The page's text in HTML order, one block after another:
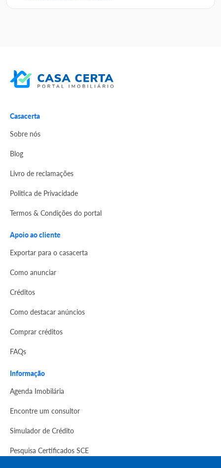
Casacerta
Sobre nós
Blog
Livro de reclamações
Politica de Privacidade
Termos & Condições do portal
Apoio ao cliente
Exportar para o casacerta
Como anunciar
Créditos
Como destacar anúncios
Comprar créditos
FAQs
Informação
Agenda Imobilária
Encontre um consultor
Simulador de Crédito
Pesquisa Certificados SCE